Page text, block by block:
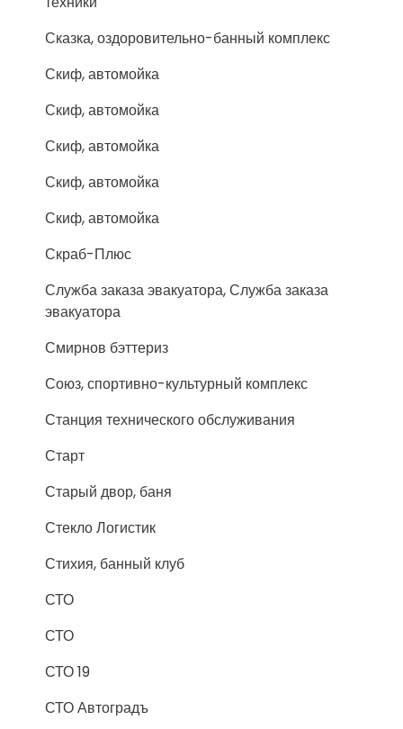
Сказка, оздоровительно-банный комплекс
Скиф, автомойка
Скиф, автомойка
Скиф, автомойка
Скиф, автомойка
Скиф, автомойка
Скраб-Плюс
Служба заказа эвакуатора, Служба заказа
эвакуатора
Смирнов бэттериз
Союз, спортивно-культурный комплекс
Станция технического обслуживания
Старт
Старый двор, баня
Стекло Логистик
Стихия, банный клуб
СТО
СТО
СТО 19
СТО Автоградъ